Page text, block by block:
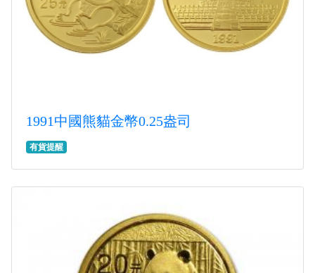
1991中國熊貓金幣0.25盎司
有貨提醒